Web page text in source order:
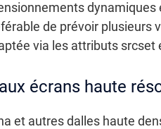
de prévoir plusieurs
via les attributs srcset
écrans haute
et autres dalles haute